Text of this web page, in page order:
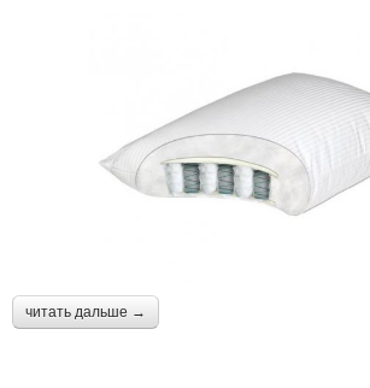
читать дальше →